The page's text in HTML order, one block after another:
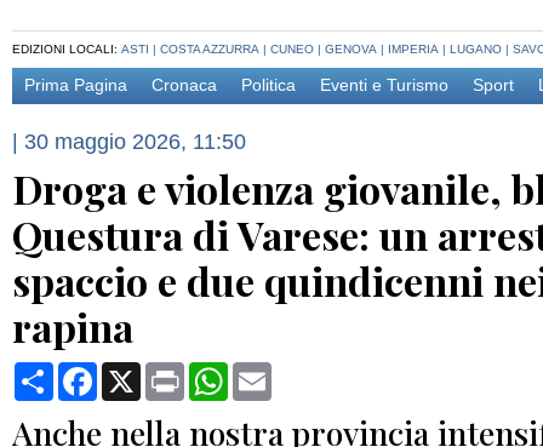
EDIZIONI LOCALI: ASTI | COSTA AZZURRA | CUNEO | GENOVA | IMPERIA | LUGANO |
Prima Pagina Cronaca Politica Eventi e Turismo Sport
| 30 maggio 2026, 11:50
Droga e violenza giovanile,
Questura di Varese: un
spaccio e due quindicenni
rapina
CondividiFacebook
X Print WhatsApp
Anche nella nostra provincia